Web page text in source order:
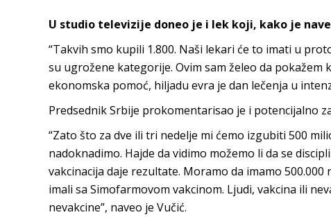
U studio televizije doneo je i lek koji, kako je
“Takvih smo kupili 1.800. Naši lekari će to imati u
su ugrožene kategorije. Ovim sam želeo da
ekonomska pomoć, hiljadu evra je dan lečenja u
Predsednik Srbije prokomentarisao je i potencijalno
“Zato što za dve ili tri nedelje mi ćemo izgubiti 500
nadoknadimo. Hajde da vidimo možemo li da se
vakcinacija daje rezultate. Moramo da imamo
imali sa Simofarmovom vakcinom. Ljudi, vakcina ili
nevakcine”, naveo je Vučić.